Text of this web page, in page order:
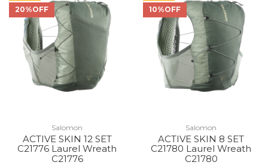
20%OFF
Salomon
ACTIVE SKIN 12 SET
C21776 Laurel Wreath
C21776
10%OFF
Salomon
ACTIVE SKIN 8 SET
C21780 Laurel Wreath
C21780